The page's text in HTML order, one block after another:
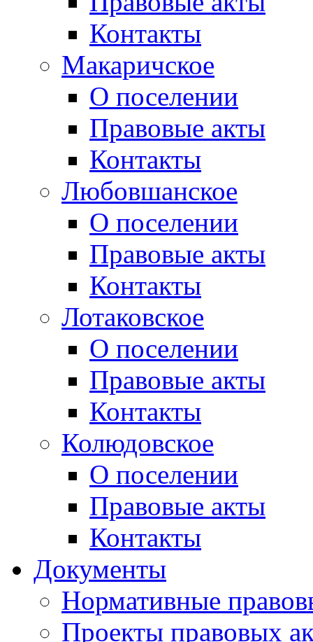
Контакты
Макаричское
О поселении
Правовые акты
Контакты
Любовшанское
О поселении
Правовые акты
Контакты
Лотаковское
О поселении
Правовые акты
Контакты
Колюдовское
О поселении
Правовые акты
Контакты
Документы
Нормативные
Проекты правовых